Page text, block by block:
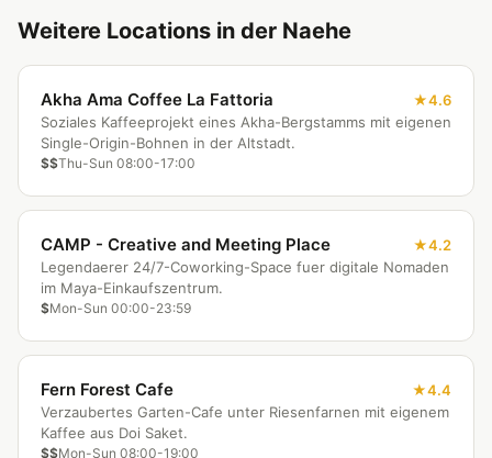
Weitere Locations in der Naehe
Akha Ama Coffee La Fattoria
4.6
Soziales Kaffeeprojekt eines Akha-Bergstamms mit eigenen
Single-Origin-Bohnen in der Altstadt.
$$Thu-Sun 08:00-17:00
CAMP - Creative and Meeting Place
4.2
Legendaerer 24/7-Coworking-Space fuer digitale Nomaden
im Maya-Einkaufszentrum.
$Mon-Sun 00:00-23:59
Fern Forest Cafe
4.4
Verzaubertes Garten-Cafe unter Riesenfarnen mit eigenem
Kaffee aus Doi Saket.
$$Mon-Sun 08:00-19:00